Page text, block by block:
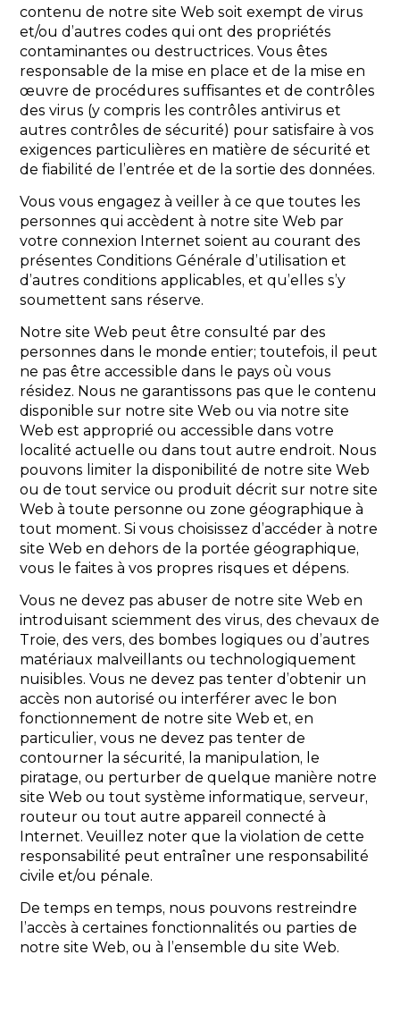
contenu de notre site Web soit exempt de virus
et/ou d’autres codes qui ont des propriétés
contaminantes ou destructrices. Vous êtes
responsable de la mise en place et de la mise en
œuvre de procédures suffisantes et de contrôles
des virus (y compris les contrôles antivirus et
autres contrôles de sécurité) pour satisfaire à vos
exigences particulières en matière de sécurité et
de fiabilité de l’entrée et de la sortie des données.
Vous vous engagez à veiller à ce que toutes les
personnes qui accèdent à notre site Web par
votre connexion Internet soient au courant des
présentes Conditions Générale d’utilisation et
d’autres conditions applicables, et qu’elles s’y
soumettent sans réserve.
Notre site Web peut être consulté par des
personnes dans le monde entier; toutefois, il peut
ne pas être accessible dans le pays où vous
résidez. Nous ne garantissons pas que le contenu
disponible sur notre site Web ou via notre site
Web est approprié ou accessible dans votre
localité actuelle ou dans tout autre endroit. Nous
pouvons limiter la disponibilité de notre site Web
ou de tout service ou produit décrit sur notre site
Web à toute personne ou zone géographique à
tout moment. Si vous choisissez d’accéder à notre
site Web en dehors de la portée géographique,
vous le faites à vos propres risques et dépens.
Vous ne devez pas abuser de notre site Web en
introduisant sciemment des virus, des chevaux de
Troie, des vers, des bombes logiques ou d’autres
matériaux malveillants ou technologiquement
nuisibles. Vous ne devez pas tenter d’obtenir un
accès non autorisé ou interférer avec le bon
fonctionnement de notre site Web et, en
particulier, vous ne devez pas tenter de
contourner la sécurité, la manipulation, le
piratage, ou perturber de quelque manière notre
site Web ou tout système informatique, serveur,
routeur ou tout autre appareil connecté à
Internet. Veuillez noter que la violation de cette
responsabilité peut entraîner une responsabilité
civile et/ou pénale.
De temps en temps, nous pouvons restreindre
l’accès à certaines fonctionnalités ou parties de
notre site Web, ou à l’ensemble du site Web.